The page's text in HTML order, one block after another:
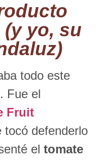
(y yo, su
todo este
. Fue el
Fruit
tocó defenderlo
eltomate